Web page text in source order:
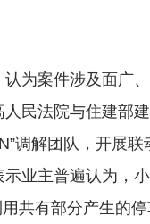
案件涉及面广、
民法院与住建部
调解团队，开展
业主普遍认为，
共有部分产生的